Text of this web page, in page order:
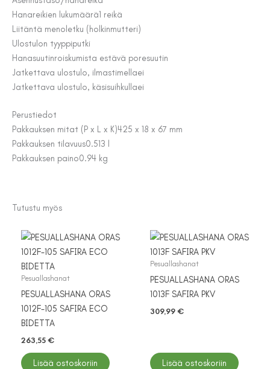
Hanareikien lukumäärä1 reikä
Liitäntä menoletku (holkinmutteri)
Ulostulon tyyppiputki
Hanasuutinroiskumista estävä poresuutin
Jatkettava ulostulo, ilmastimellaei
Jatkettava ulostulo, käsisuihkullaei
Perustiedot
Pakkauksen mitat (P x L x K)425 x 18 x 67 mm
Pakkauksen tilavuus0.513 l
Pakkauksen paino0.94 kg
Tutustu myös
Pesuallashanat
PESUALLASHANA ORAS
1012F-105 SAFIRA ECO
BIDETTA
263,55 €
Lisää ostoskoriin
Pesuallashanat
PESUALLASHANA ORAS
1013F SAFIRA PKV
309,99 €
Lisää ostoskoriin